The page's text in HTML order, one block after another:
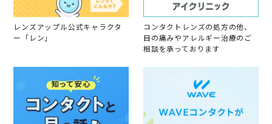
レンズアップル公式キャラクタ
ー「レン」
コンタクトレンズの処方の他、
目の痛みやアレルギー治療のご
相談を承っております